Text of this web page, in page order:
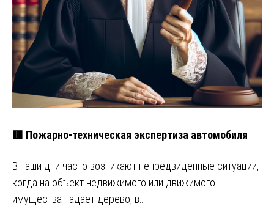
🟥 Пожарно-техническая экспертиза автомобиля
В наши дни часто возникают непредвиденные ситуации,
когда на объект недвижимого или движимого
имущества падает дерево, в…